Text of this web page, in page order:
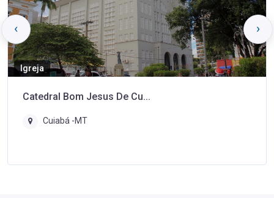
Igreja
Catedral Bom Jesus De Cu...
Cuiabá -MT
‹ ›